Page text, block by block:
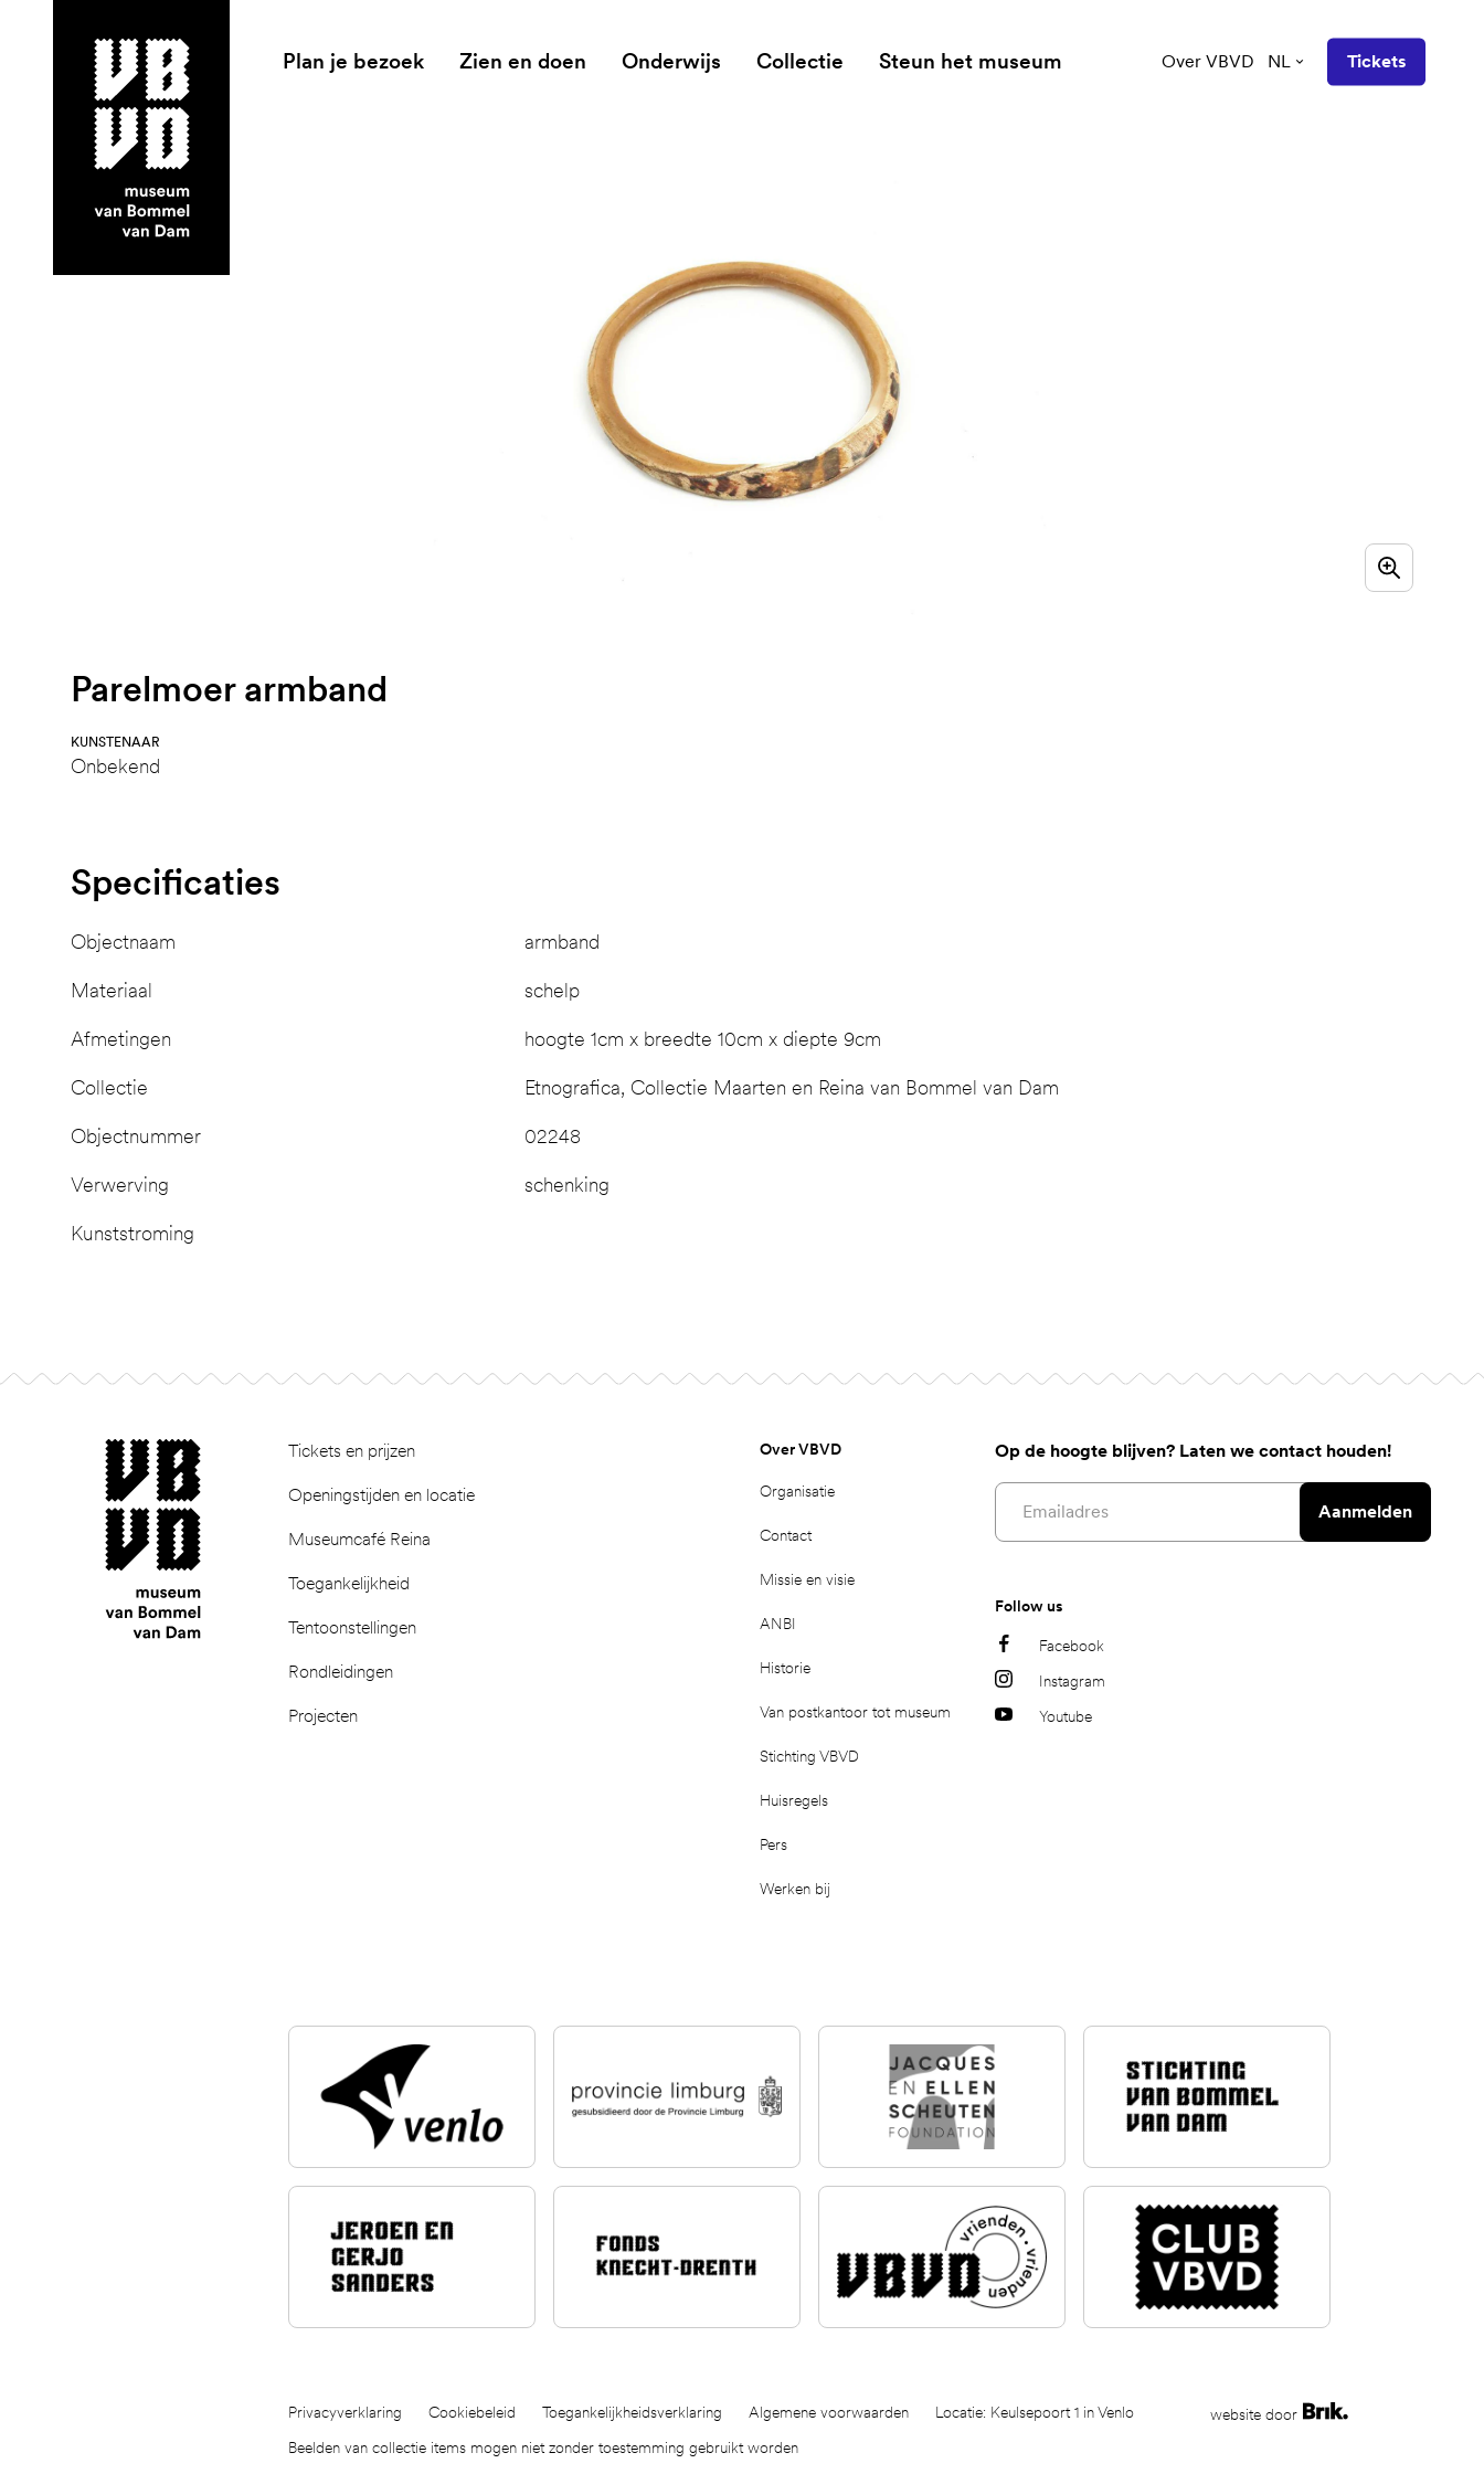
museum van Bommel van Dam
Plan je bezoek Zien en doen Onderwijs Collectie Steun het museum Over VBVD NL Tickets
Parelmoer armband
KUNSTENAAR
Onbekend
Specificaties
Objectnaam armband
Materiaal schelp
Afmetingen hoogte 1cm x breedte 10cm x diepte 9cm
Collectie Etnografica, Collectie Maarten en Reina van Bommel van Dam
Objectnummer 02248
Verwerving schenking
Kunststroming
Tickets en prijzen
Openingstijden en locatie
Museumcafé Reina
Toegankelijkheid
Tentoonstellingen
Rondleidingen
Projecten
museum van Bommel van Dam Over VBVD
Organisatie
Contact
Missie en visie
ANBI
Historie
Van postkantoor tot museum
Stichting VBVD
Huisregels
Pers
Werken bij
Op de hoogte blijven? Laten we contact houden!
Email address
Aanmelden
Follow us
Facebook
Instagram
Youtube
Privacyverklaring Cookiebeleid Toegankelijkheidsverklaring Algemene voorwaarden
Locatie: Keulsepoort 1 in Venlo
Beelden van collectie items mogen niet zonder toestemming gebruikt worden
website door